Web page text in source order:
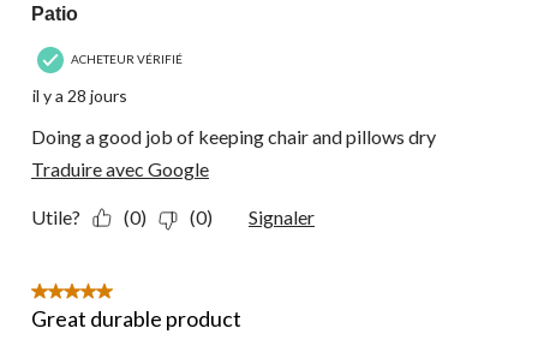
Patio
ACHETEUR VÉRIFIÉ
il y a 28 jours
Doing a good job of keeping chair and pillows dry
Traduire avec Google
Utile? (0) (0) Signaler
5 étoile(s) sur 5.
Great durable product